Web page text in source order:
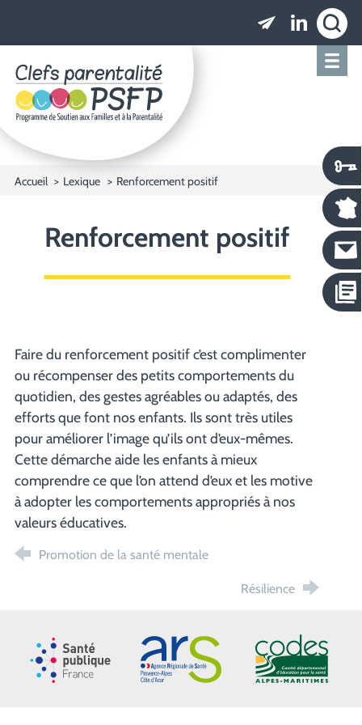
Clefs parentalité PSFP - Programme de
Accueil Lexique Renforcement positif
Renforcement positif
Faire du renforcement positif c’est complimenter
ou récompenser des petits comportements du
quotidien, des gestes agréables ou adaptés, des
efforts que font nos enfants. Ils sont très utiles
pour améliorer l’image qu’ils ont d’eux-mêmes.
Cette démarche aide les enfants à mieux
comprendre ce que l’on attend d’eux et les motive
à adopter les comportements appropriés à nos
valeurs éducatives.
Promotion de la santé mentale
Résilience
Santé publique FranceARS Paca CoDES 06